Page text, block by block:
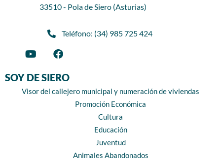
33510 - Pola de Siero (Asturias)
Teléfono: (34) 985 725 424
SOY DE SIERO
Visor del callejero municipal y numeración de viviendas
Promoción Económica
Cultura
Educación
Juventud
Animales Abandonados